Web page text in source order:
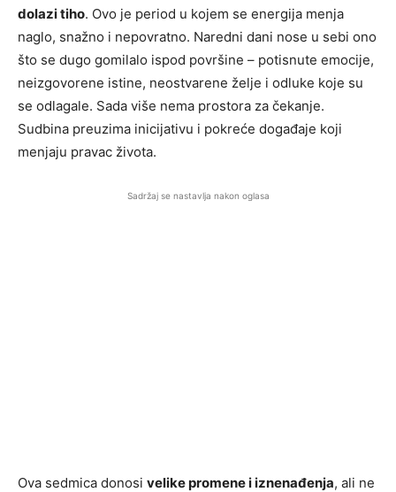
dolazi tiho. Ovo je period u kojem se energija menja
naglo, snažno i nepovratno. Naredni dani nose u sebi ono
što se dugo gomilalo ispod površine – potisnute emocije,
neizgovorene istine, neostvarene želje i odluke koje su
se odlagale. Sada više nema prostora za čekanje.
Sudbina preuzima inicijativu i pokreće događaje koji
menjaju pravac života.
Sadržaj se nastavlja nakon oglasa
Ova sedmica donosi velike promene i iznenađenja, ali ne